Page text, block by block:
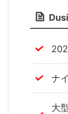
ナ
大